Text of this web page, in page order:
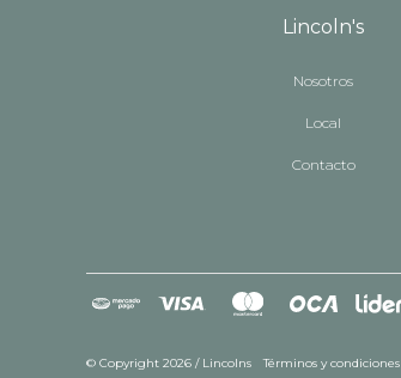
Lincoln's
Nosotros
Local
Contacto
© Copyright 2026 / Lincolns Términos y condiciones